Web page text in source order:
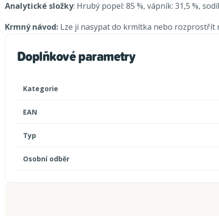
Analytické složky: Hrubý popel: 85 %, vápník: 31,5 %,
Krmný návod: Lze ji nasypat do krmítka nebo rozprostřít
Doplňkové parametry
Kategorie
EAN
Typ
Osobní odběr